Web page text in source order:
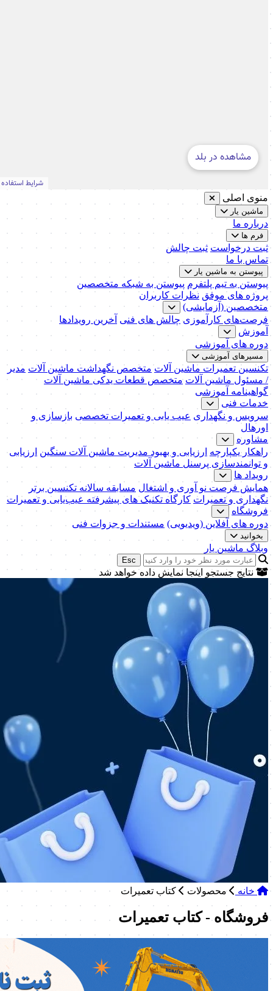
منوی اصلی
ماشین یار
درباره ما
فرم ها
ثبت درخواست ثبت چالش
تماس با ما
پیوستن به ماشین یار
پیوستن به تیم پلتفرم پیوستن به شبکه متخصصین
پروژه های موفق نظرات کاربران
متخصصین (آزمایشی)
فرصت‌های کارآموزی چالش های فنی آخرین رویدادها
آموزش
دوره های آموزشی
مسیرهای آموزشی
تکنسین تعمیرات ماشین آلات متخصص نگهداشت ماشین آلات مدیر
/ مسئول ماشین آلات متخصص قطعات یدکی ماشین آلات
گواهینامه آموزشی
خدمات فنی
سرویس و نگهداری عیب یابی و تعمیرات تخصصی بازسازی و
اورهال
مشاوره
راهکار یکپارچه ارزیابی و بهبود مدیریت ماشین آلات سنگین ارزیابی
و توانمندسازی پرسنل ماشین آلات
رویداد ها
همایش فرصت نو آوری و اشتغال مسابقه سالانه تکنسین برتر
نگهداری و تعمیرات کارگاه تکنیک‌ های پیشرفته عیب‌یابی و تعمیرات
فروشگاه
دوره های آفلاین (ویدیویی) مستندات و جزوات فنی
بخوانید
وبلاگ ماشین یار
Esc
نتایج جستجو اینجا نمایش داده خواهد شد
خانه محصولات کتاب تعمیرات
فروشگاه - کتاب تعمیرات